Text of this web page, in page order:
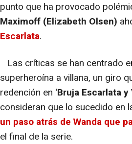
punto que ha provocado
Maximoff (Elizabeth Olsen)
Escarlata.
Las críticas se han centrado
superheroína a villana, un giro
redención en 'Bruja Escarlata
consideran que lo sucedido en
un paso atrás de Wanda que
el final de la serie.